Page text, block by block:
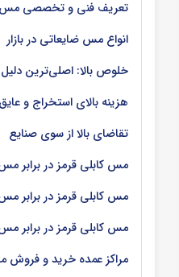
تعریف فنی و تخصصی مس
انواع مس ضایعاتی در بازار
خلوص بالا: اصلی‌ترین
هزینه بالای استخراج و
تقاضای بالا از سوی صنایع
مس کابلی قرمز در برابر
مس کابلی قرمز در برابر
مس کابلی قرمز در برابر مس
مراکز عمده خرید و فروش